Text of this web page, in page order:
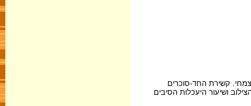
קשירת החד-סוכרים
ושיעור היעכלות הסיבים